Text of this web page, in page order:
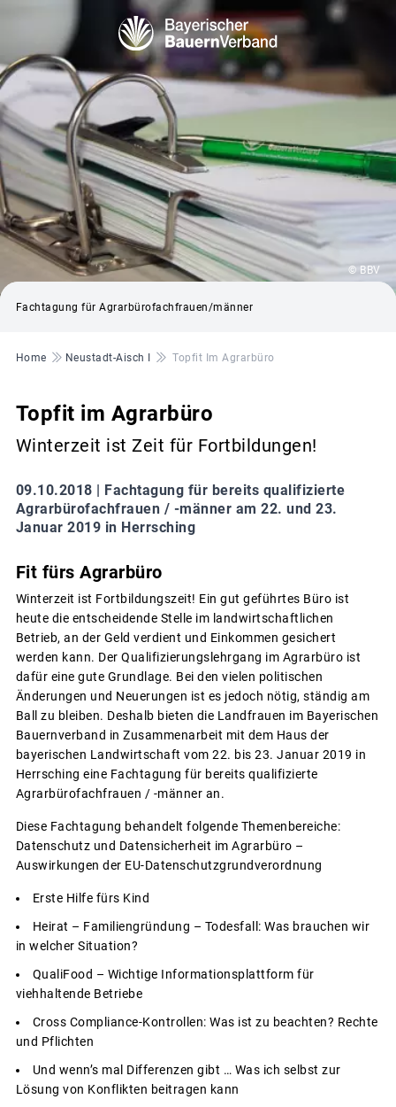
© BBV
Fachtagung für Agrarbürofachfrauen/männer
Pfadnavigation
Home Neustadt-Aisch I Topfit Im Agrarbüro
Topfit im Agrarbüro
Winterzeit ist Zeit für Fortbildungen!
09.10.2018 |
Fachtagung für bereits qualifizierte
Agrarbürofachfrauen / -männer am 22. und 23.
Januar 2019 in Herrsching
Fit fürs Agrarbüro
Winterzeit ist Fortbildungszeit! Ein gut geführtes Büro ist
heute die entscheidende Stelle im landwirtschaftlichen
Betrieb, an der Geld verdient und Einkommen gesichert
werden kann. Der Qualifizierungslehrgang im Agrarbüro ist
dafür eine gute Grundlage. Bei den vielen politischen
Änderungen und Neuerungen ist es jedoch nötig, ständig am
Ball zu bleiben. Deshalb bieten die Landfrauen im Bayerischen
Bauernverband in Zusammenarbeit mit dem Haus der
bayerischen Landwirtschaft vom 22. bis 23. Januar 2019 in
Herrsching eine Fachtagung für bereits qualifizierte
Agrarbürofachfrauen / -männer an.
Diese Fachtagung behandelt folgende Themenbereiche:
Datenschutz und Datensicherheit im Agrarbüro –
Auswirkungen der EU-Datenschutzgrundverordnung
Erste Hilfe fürs Kind
Heirat – Familiengründung – Todesfall: Was brauchen wir
in welcher Situation?
QualiFood – Wichtige Informationsplattform für
viehhaltende Betriebe
Cross Compliance-Kontrollen: Was ist zu beachten? Rechte
und Pflichten
Und wenn’s mal Differenzen gibt … Was ich selbst zur
Lösung von Konflikten beitragen kann